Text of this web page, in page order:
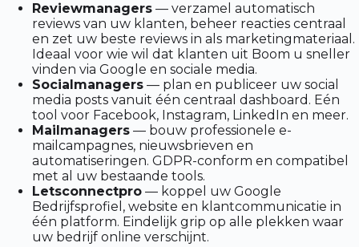
Reviewmanagers — verzamel automatisch
reviews van uw klanten, beheer reacties centraal
en zet uw beste reviews in als marketingmateriaal.
Ideaal voor wie wil dat klanten uit Boom u sneller
vinden via Google en sociale media.
Socialmanagers — plan en publiceer uw social
media posts vanuit één centraal dashboard. Eén
tool voor Facebook, Instagram, LinkedIn en meer.
Mailmanagers — bouw professionele e-
mailcampagnes, nieuwsbrieven en
automatiseringen. GDPR-conform en compatibel
met al uw bestaande tools.
Letsconnectpro — koppel uw Google
Bedrijfsprofiel, website en klantcommunicatie in
één platform. Eindelijk grip op alle plekken waar
uw bedrijf online verschijnt.